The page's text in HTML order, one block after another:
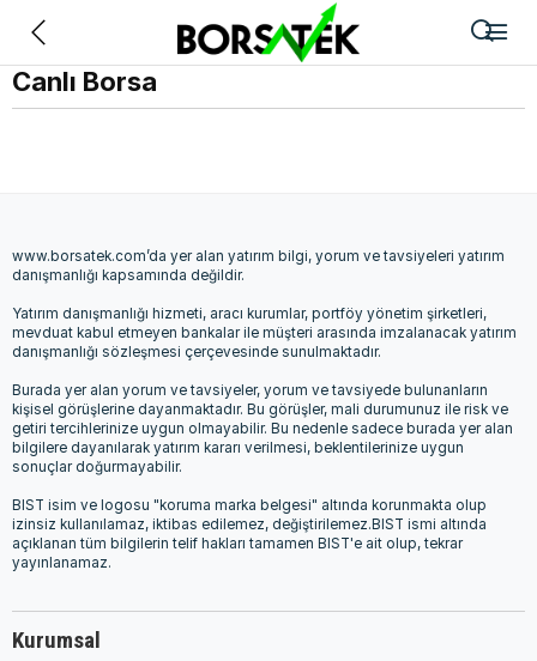
Canlı Borsa
www.borsatek.com’da yer alan yatırım bilgi, yorum ve tavsiyeleri yatırım
danışmanlığı kapsamında değildir.
Yatırım danışmanlığı hizmeti, aracı kurumlar, portföy yönetim şirketleri,
mevduat kabul etmeyen bankalar ile müşteri arasında imzalanacak yatırım
danışmanlığı sözleşmesi çerçevesinde sunulmaktadır.
Burada yer alan yorum ve tavsiyeler, yorum ve tavsiyede bulunanların
kişisel görüşlerine dayanmaktadır. Bu görüşler, mali durumunuz ile risk ve
getiri tercihlerinize uygun olmayabilir. Bu nedenle sadece burada yer alan
bilgilere dayanılarak yatırım kararı verilmesi, beklentilerinize uygun
sonuçlar doğurmayabilir.
BIST isim ve logosu "koruma marka belgesi" altında korunmakta olup
izinsiz kullanılamaz, iktibas edilemez, değiştirilemez.BIST ismi altında
açıklanan tüm bilgilerin telif hakları tamamen BIST'e ait olup, tekrar
yayınlanamaz.
Kurumsal